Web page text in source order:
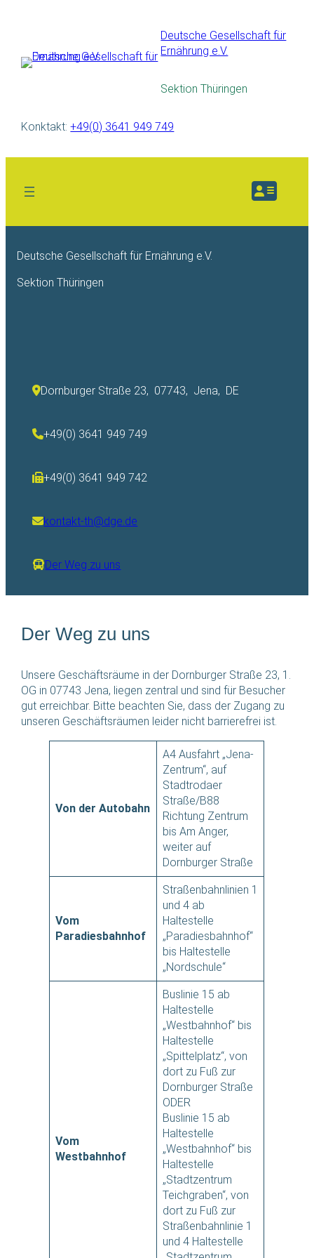
Deutsche Gesellschaft für
Ernährung e.V.
Sektion Thüringen
Konktakt:+49(0) 3641 949 749
Deutsche Gesellschaft für Ernährung e.V.
Sektion Thüringen
Dornburger Straße 23, 07743, Jena, DE
+49(0) 3641 949 749
+49(0) 3641 949 742
kontakt-th@dge.de
Der Weg zu uns
Der Weg zu uns
Unsere Geschäftsräume in der Dornburger Straße 23, 1.
OG in 07743 Jena, liegen zentral und sind für Besucher
gut erreichbar. Bitte beachten Sie, dass der Zugang zu
unseren Geschäftsräumen leider nicht barrierefrei ist.
Von der Autobahn
A4 Ausfahrt „Jena-
Zentrum“, auf
Stadtrodaer
Straße/B88
Richtung Zentrum
bis Am Anger,
weiter auf
Dornburger Straße
Vom
Paradiesbahnhof
Straßenbahnlinien 1
und 4 ab
Haltestelle
„Paradiesbahnhof“
bis Haltestelle
„Nordschule“
Vom
Westbahnhof
Buslinie 15 ab
Haltestelle
„Westbahnhof“ bis
Haltestelle
„Spittelplatz“, von
dort zu Fuß zur
Dornburger Straße
ODER
Buslinie 15 ab
Haltestelle
„Westbahnhof“ bis
Haltestelle
„Stadtzentrum
Teichgraben“, von
dort zu Fuß zur
Straßenbahnlinie 1
und 4 Haltestelle